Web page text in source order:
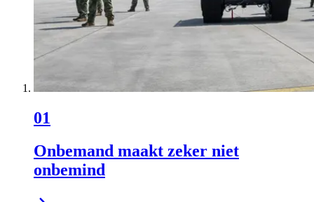
01
Onbemand maakt zeker niet
onbemind